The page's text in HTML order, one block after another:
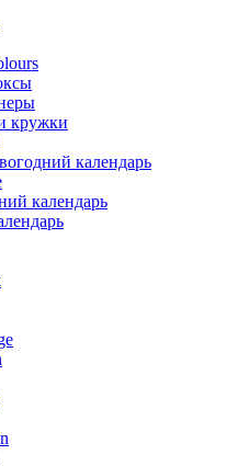
кружки
календарь
календарь